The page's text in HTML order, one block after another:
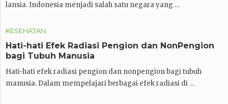
lansia. Indonesia menjadi salah satu negara yang …
KESEHATAN
Hati-hati Efek Radiasi Pengion dan NonPengion
bagi Tubuh Manusia
Hati-hati efek radiasi pengion dan nonpengion bagi tubuh
manusia. Dalam mempelajari berbagai efek radiasi di …